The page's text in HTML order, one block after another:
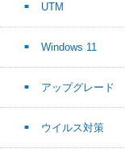
UTM
Windows 11
アップグレード
ウイルス対策